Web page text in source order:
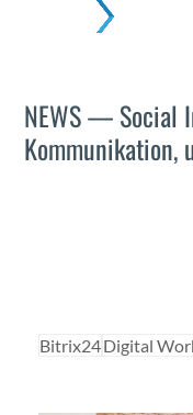
NEWS — Social
Kommunikation,
Bitrix24Dig­i­tal